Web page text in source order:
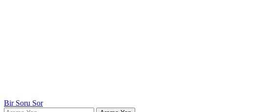
Bir Soru Sor